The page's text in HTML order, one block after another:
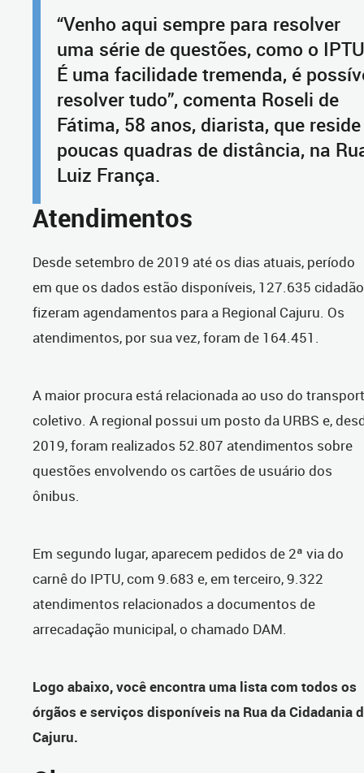
“Venho aqui sempre para resolver
uma série de questões, como o
É uma facilidade tremenda, é
resolver tudo”, comenta Roseli de
Fátima, 58 anos, diarista, que
poucas quadras de distância, na
Luiz França.
Atendimentos
Desde setembro de 2019 até os dias atuais, período
em que os dados estão disponíveis, 127.635
fizeram agendamentos para a Regional Cajuru. Os
atendimentos, por sua vez, foram de 164.451.
A maior procura está relacionada ao uso do
coletivo. A regional possui um posto da URBS e,
2019, foram realizados 52.807 atendimentos sobre
questões envolvendo os cartões de usuário dos
ônibus.
Em segundo lugar, aparecem pedidos de 2ª via do
carnê do IPTU, com 9.683 e, em terceiro, 9.322
atendimentos relacionados a documentos de
arrecadação municipal, o chamado DAM.
Logo abaixo, você encontra uma lista com todos os
órgãos e serviços disponíveis na Rua da Cidadania
Cajuru.